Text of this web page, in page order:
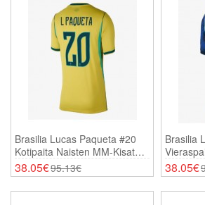
Brasilia Lucas Paqueta #20
Kotipaita Naisten MM-Kisat
2026 Lyhythihainen
38.05€95.13€
Brasilia
2026
38.05€